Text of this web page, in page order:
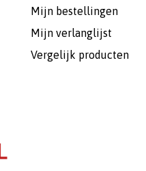
Mijn bestellingen
Mijn verlanglijst
Vergelijk producten